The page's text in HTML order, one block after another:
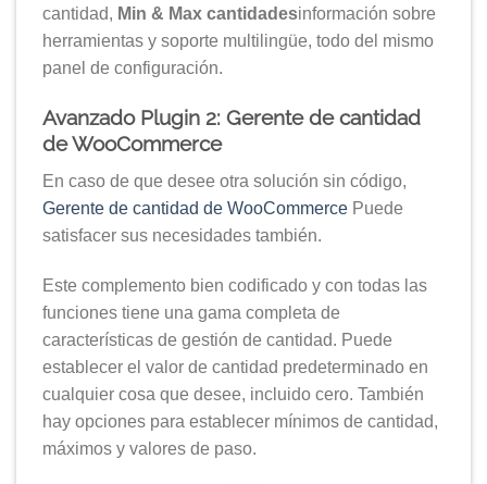
cantidad, Min & Max cantidadesinformación sobre
herramientas y soporte multilingüe, todo del mismo
panel de configuración.
Avanzado Plugin 2: Gerente de cantidad
de WooCommerce
En caso de que desee otra solución sin código,
Gerente de cantidad de WooCommerce Puede
satisfacer sus necesidades también.
Este complemento bien codificado y con todas las
funciones tiene una gama completa de
características de gestión de cantidad. Puede
establecer el valor de cantidad predeterminado en
cualquier cosa que desee, incluido cero. También
hay opciones para establecer mínimos de cantidad,
máximos y valores de paso.